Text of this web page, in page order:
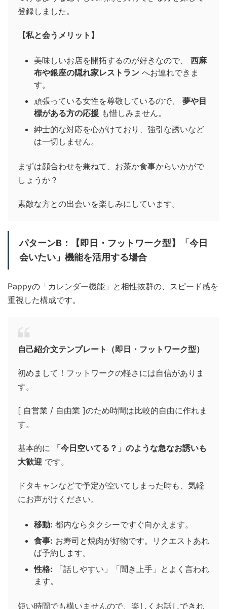
登録しました。
【私と会うメリット】
美味しいお店を開拓するのが好きなので、 西麻
布や銀座の隠れ家レストラン へお連れできま
す。
頑張っている女性を尊敬しているので、 夢や目
標がある方の応援 も惜しみません。
紳士的な対応を心がけており、強引な誘いなど
は一切しません。
まずは顔合わせを兼ねて、お茶か食事からいかがで
しょうか？
素敵な方との出会いを楽しみにしています。
パターンB：【即日・フットワーク型】「今日
会いたい」機能を活用する場合
Pappyの「カレンダー機能」と相性抜群の、スピード感を
重視した構成です。
自己紹介文テンプレート（即日・フットワーク型）
初めまして！フットワークの軽さには自信がありま
す。
[ 自営業 / 自由業 ]のため時間は比較的自由に作れま
す。
基本的に
「今日空いてる？」のような急なお誘いも
大歓迎 です。
ドタキャンなどで予定が空いてしまった時も、気軽
にお声がけください。
移動: 都内ならタクシーですぐ向かえます。
食事: お寿司と焼肉が好物です。リクエストあれ
ば予約します。
性格: 「話しやすい」「聞き上手」とよく言われ
ます。
短い時間でも構いませんので、楽しくお話しできれ